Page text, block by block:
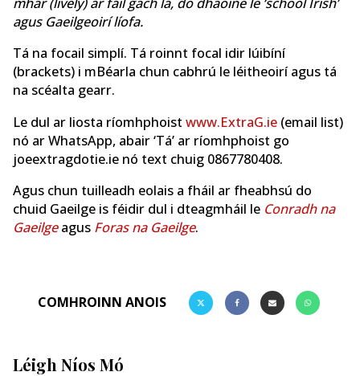
agus Gaeilgeoirí líofa.
Tá na focail simplí. Tá roinnt focal idir lúibíní
(brackets) i mBéarla chun cabhrú le léitheoirí agus tá
na scéalta gearr.
Le dul ar liosta ríomhphoist www.ExtraG.ie (email list)
nó ar WhatsApp, abair ‘Tá’ ar ríomhphoist go
joeextragdotie.ie nó text chuig 0867780408.
Agus chun tuilleadh eolais a fháil ar fheabhsú do
chuid Gaeilge is féidir dul i dteagmháil le Conradh na
Gaeilgeagus Foras na Gaeilge.
COMHROINN ANOIS
Léigh Níos Mó